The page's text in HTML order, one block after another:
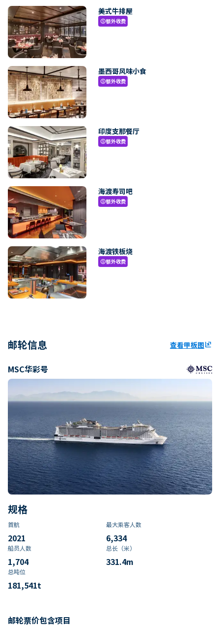
美式牛排屋
paid额外收费
墨西哥风味小食
paid额外收费
印度支那餐厅
paid额外收费
海渡寿司吧
paid额外收费
海渡铁板烧
paid额外收费
邮轮信息 查看甲板图ungroup
MSC华彩号
规格
首航
2021
最大乘客人数
6,334
船员人数
1,704
总长（米）
331.4m
总吨位
181,541t
邮轮票价包含项目